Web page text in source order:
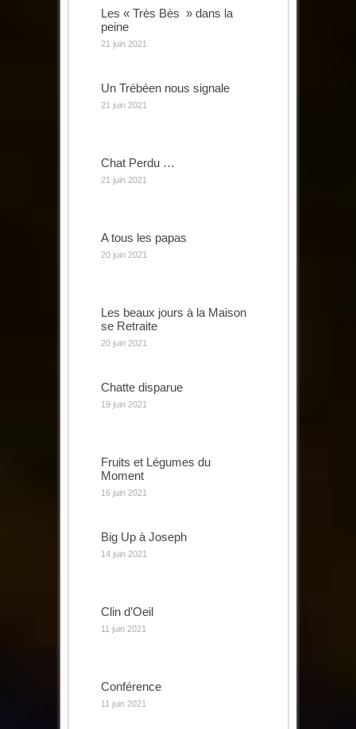
Les « Très Bès » dans la
peine
21 juin 2021
Un Trébéen nous signale
21 juin 2021
Chat Perdu …
21 juin 2021
A tous les papas
20 juin 2021
Les beaux jours à la Maison
se Retraite
20 juin 2021
Chatte disparue
19 juin 2021
Fruits et Légumes du
Moment
16 juin 2021
Big Up à Joseph
14 juin 2021
Clin d’Oeil
11 juin 2021
Conférence
11 juin 2021